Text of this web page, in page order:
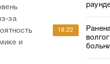
за
и
18:22